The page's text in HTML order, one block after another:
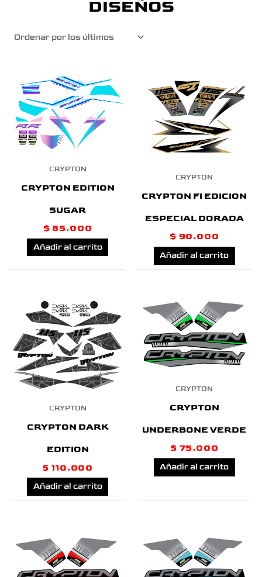
DISEÑOS
CRYPTON
CRYPTON EDITION
SUGAR
$ 85.000
Añadir al carrito
CRYPTON
CRYPTON FI EDICION
ESPECIAL DORADA
$ 90.000
Añadir al carrito
CRYPTON
CRYPTON DARK
EDITION
$ 110.000
Añadir al carrito
CRYPTON
CRYPTON
UNDERBONE VERDE
$ 75.000
Añadir al carrito